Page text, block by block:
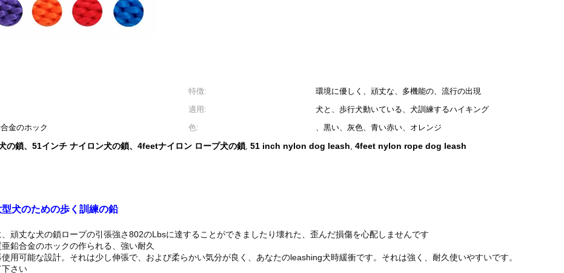
特徴:
環境に優しく、頑丈な、多機能の、流行の出現
適用:
犬と、歩行犬動いている、犬訓練するハイキング
金のホック 色:
、黒い、灰色、青い赤い、オレンジ
の鎖、51インチ ナイロン犬の鎖、4feetナイロン ロープ犬の鎖, 51 inch nylon dog leash, 4feet nylon rope dog leash
犬のための歩く訓練の鉛
頑丈な犬の鎖ロープの引張強さ802のLbsに達することができましたり壊れた、歪んだ損傷を心配しませんです
鉛合金のホックの作られる、強い耐久
用可能な設計。それは少し伸張で、および柔らかい気分が良く、あなたのleashing犬時緩衝です。それは強く、耐久使いやすいです。
さい